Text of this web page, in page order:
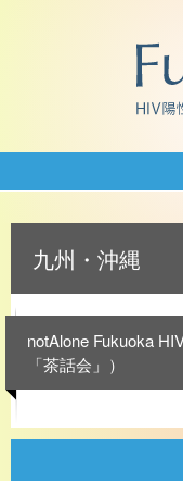
九州・沖縄
notAlone Fukuoka
「茶話会」）